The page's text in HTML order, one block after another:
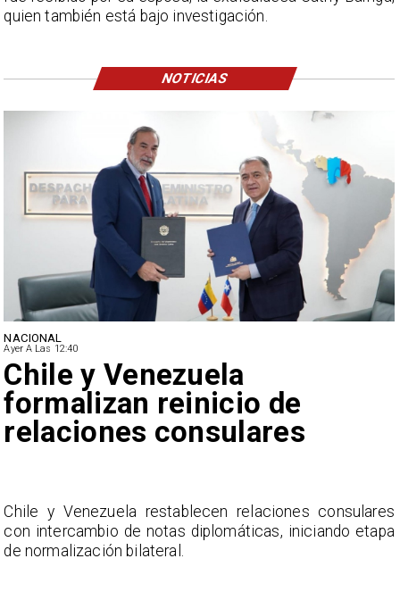
NACIONAL
Ayer A Las 12:40
Feriantes rechazan dichos
de Camila Flores sobre
Fabiola Campillai
La Confederación Nacional de Ferias Libres (ASOF)
considera inaceptable que se refieran a Fabiola
Campillai como 'señora de feria', expresión utilizada
quien también está bajo investigación.
NOTICIAS